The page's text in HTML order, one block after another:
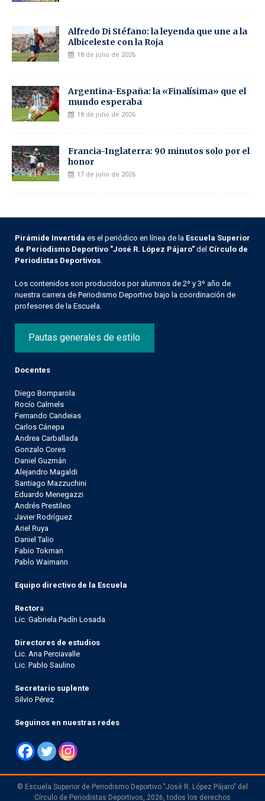
Alfredo Di Stéfano: la leyenda que une a la
Albiceleste con la Roja
18 de julio de 2026
Argentina-España: la «Finalísima» que el
mundo esperaba
18 de julio de 2026
Francia-Inglaterra: 90 minutos solo por el
honor
17 de julio de 2026
Pirámide Invertida es el periódico en línea de la Escuela Superior
de Periodismo Deportivo "José R. López Pájaro" del Círculo de
Periodistas Deportivos
Los contenidos son producidos por alumnos de 2º y 3º año de
nuestra carrera de Periodismo Deportivo bajo la coordinación de
profesores de la Escuela.
Pautas generales de estilo
Docentes
Diego Bomparola
Rocío Calmels
Fernando Candeias
Carlos Cánepa
Andrea Carballada
Gonzalo Cores
Daniel Guzmán
Alejandro Magaldi
Santiago Mazzuchini
Eduardo Menegazzi
Andrés Prestileo
Javier Rodríguez
Ariel Ruya
Daniel Talio
Fabio Tokman
Pablo Waimann
Equipo directivo de la Escuela
Rectora
Lic. Gabriela Padín Losada
Directores de estudios
Lic. Ana Perciavalle
Lic. Pablo Saulino
Secretario suplente
Silvio Pérez
Seguinos en nuestras redes
© Escuela Superior de Periodismo Deportivo "José R. López Pájaro" del
Círculo de Periodistas Deportivos, 2026, todos los derechos